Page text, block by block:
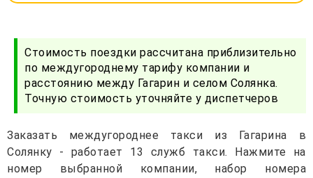
Стоимость поездки рассчитана приблизительно
по междугороднему тарифу компании и
расстоянию между Гагарин и селом Солянка.
Точную стоимость уточняйте у диспетчеров
Заказать междугороднее такси из Гагарина в
Солянку - работает 13 служб такси. Нажмите на
номер выбранной компании, набор номера